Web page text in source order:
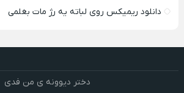
دانلود ریمیکس روی لباته یه رژ مات بغلمی
دختر دیوونه ی من فدی